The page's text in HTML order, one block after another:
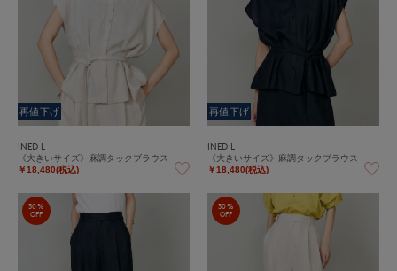
再値下げ
INED L
《大きいサイズ》麻調タックブラウス
￥18,480(税込)
再値下げ
INED L
《大きいサイズ》麻調タックブラウス
￥18,480(税込)
30%
OFF
30%
OFF